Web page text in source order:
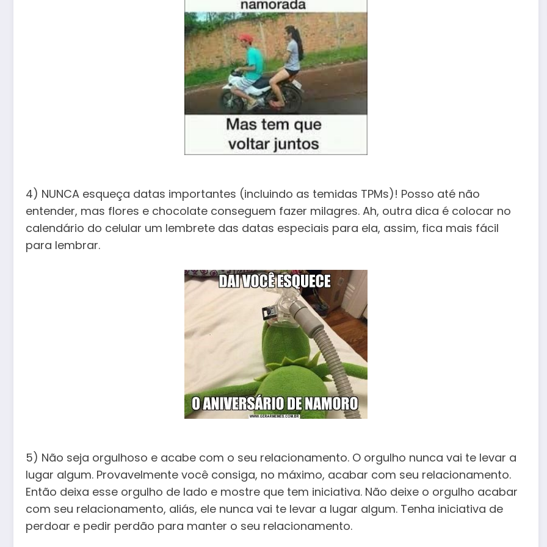
4) NUNCA esqueça datas importantes (incluindo as temidas TPMs)! Posso até não
entender, mas flores e chocolate conseguem fazer milagres. Ah, outra dica é colocar no
calendário do celular um lembrete das datas especiais para ela, assim, fica mais fácil
para lembrar.
5) Não seja orgulhoso e acabe com o seu relacionamento. O orgulho nunca vai te levar a
lugar algum. Provavelmente você consiga, no máximo, acabar com seu relacionamento.
Então deixa esse orgulho de lado e mostre que tem iniciativa. Não deixe o orgulho acabar
com seu relacionamento, aliás, ele nunca vai te levar a lugar algum. Tenha iniciativa de
perdoar e pedir perdão para manter o seu relacionamento.